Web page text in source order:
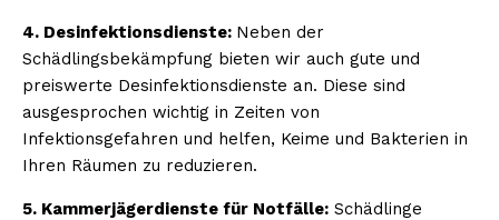
4. Desinfektionsdienste: Neben der
Schädlingsbekämpfung bieten wir auch gute und
preiswerte Desinfektionsdienste an. Diese sind
ausgesprochen wichtig in Zeiten von
Infektionsgefahren und helfen, Keime und Bakterien in
Ihren Räumen zu reduzieren.
5. Kammerjägerdienste für Notfälle: Schädlinge